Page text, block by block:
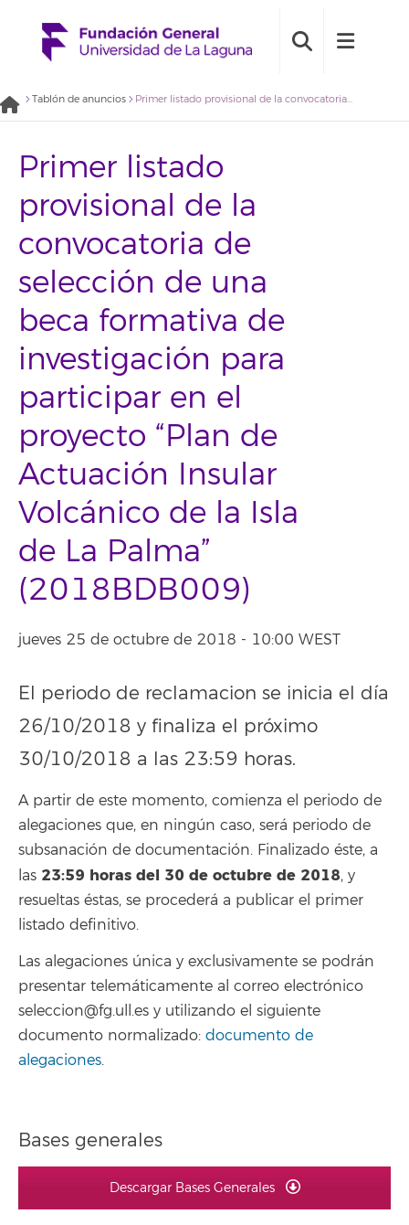
Tablón de anuncios Primer listado provisional de la convocatoria de selección de una beca formativa de investigación para participar en el proyecto “Plan de Actuación Insular Volcánico de la Isla de La Palma” (2018BDB009)
Primer listado
provisional de la
convocatoria de
selección de una
beca formativa de
investigación para
participar en el
proyecto “Plan de
Actuación Insular
Volcánico de la Isla
de La Palma”
(2018BDB009)
jueves 25 de octubre de 2018 - 10:00 WEST
El periodo de reclamacion se inicia el día
26/10/2018 y finaliza el próximo
30/10/2018 a las 23:59 horas.
A partir de este momento, comienza el periodo de
alegaciones que, en ningún caso, será periodo de
subsanación de documentación. Finalizado éste, a
las 23:59 horas del 30 de octubre de 2018, y
resueltas éstas, se procederá a publicar el primer
listado definitivo.
Las alegaciones única y exclusivamente se podrán
presentar telemáticamente al correo electrónico
seleccion@fg.ull.es y utilizando el siguiente
documento normalizado: documento de
alegaciones.
Bases generales
Descargar Bases Generales